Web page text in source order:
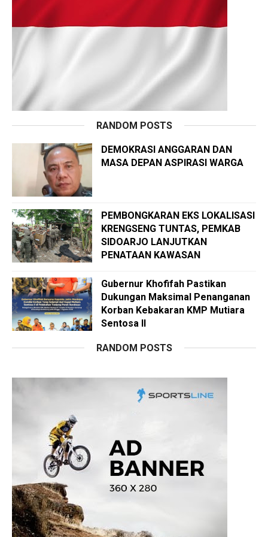
RANDOM POSTS
DEMOKRASI ANGGARAN DAN
MASA DEPAN ASPIRASI WARGA
PEMBONGKARAN EKS LOKALISASI
KRENGSENG TUNTAS, PEMKAB
SIDOARJO LANJUTKAN
PENATAAN KAWASAN
Gubernur Khofifah Pastikan
Dukungan Maksimal Penanganan
Korban Kebakaran KMP Mutiara
Sentosa II
RANDOM POSTS